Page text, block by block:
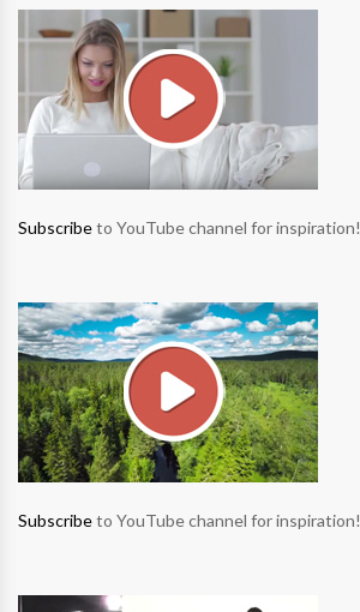
Subscribeto YouTube channel for inspiration!
Subscribeto YouTube channel for inspiration!